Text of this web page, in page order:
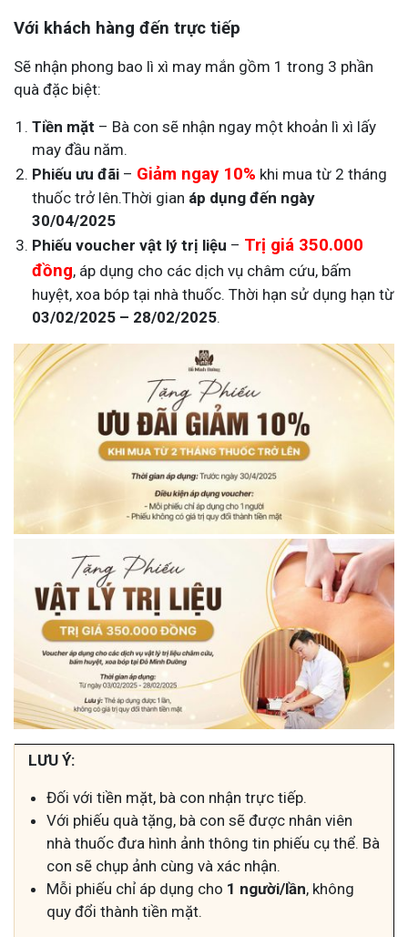
Với khách hàng đến trực tiếp
Sẽ nhận phong bao lì xì may mắn gồm 1 trong 3 phần
quà đặc biệt:
Tiền mặt – Bà con sẽ nhận ngay một khoản lì xì lấy
may đầu năm.
Phiếu ưu đãi – Giảm ngay 10% khi mua từ 2 tháng
thuốc trở lên.Thời gian áp dụng đến ngày
30/04/2025
Phiếu voucher vật lý trị liệu – Trị giá 350.000
đồng, áp dụng cho các dịch vụ châm cứu, bấm
huyệt, xoa bóp tại nhà thuốc. Thời hạn sử dụng hạn từ
03/02/2025 – 28/02/2025.
LƯU Ý:
Đối với tiền mặt, bà con nhận trực tiếp.
Với phiếu quà tặng, bà con sẽ được nhân viên
nhà thuốc đưa hình ảnh thông tin phiếu cụ thể. Bà
con sẽ chụp ảnh cùng và xác nhận.
Mỗi phiếu chỉ áp dụng cho 1 người/lần, không
quy đổi thành tiền mặt.